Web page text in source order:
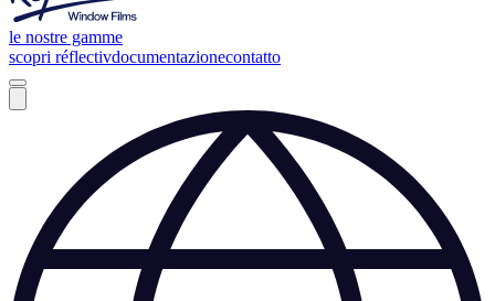
le nostre gamme
scopri réflectivdocumentazionecontatto